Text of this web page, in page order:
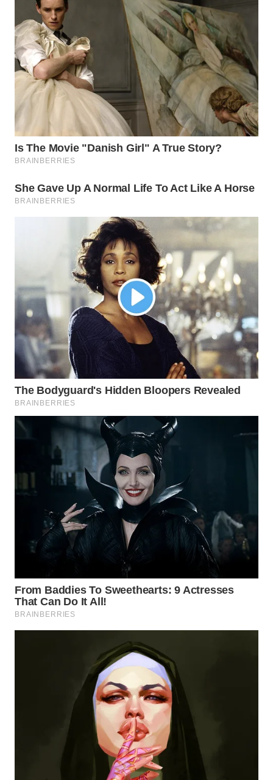
WN
CIANJUR
WN
KEPULAUAN
SERIBU
WN
TANGERANG
WN
WN
WN
KUNINGAN
WN
MAJALENGKA
WN
SUBANG
SUKABUMI
WN
PURWAKARTA
WN
PRIANGAN
TIMUR
SEMARANG
WN
SOLO